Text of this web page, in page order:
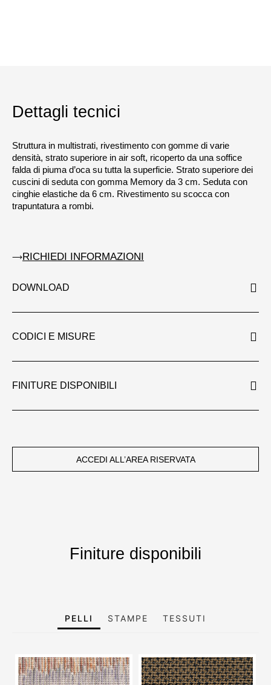
Dettagli tecnici
Struttura in multistrati, rivestimento con gomme di varie
densità, strato superiore in air soft, ricoperto da una soffice
falda di piuma d’oca su tutta la superficie. Strato superiore dei
cuscini di seduta con gomma Memory da 3 cm. Seduta con
cinghie elastiche da 6 cm. Rivestimento su scocca con
trapuntatura a rombi.
RICHIEDI INFORMAZIONI
DOWNLOAD
CODICI E MISURE
FINITURE DISPONIBILI
ACCEDI ALL’AREA RISERVATA
Finiture disponibili
PELLI STAMPE TESSUTI